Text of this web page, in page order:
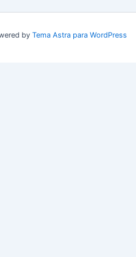
by Tema Astra para WordPress